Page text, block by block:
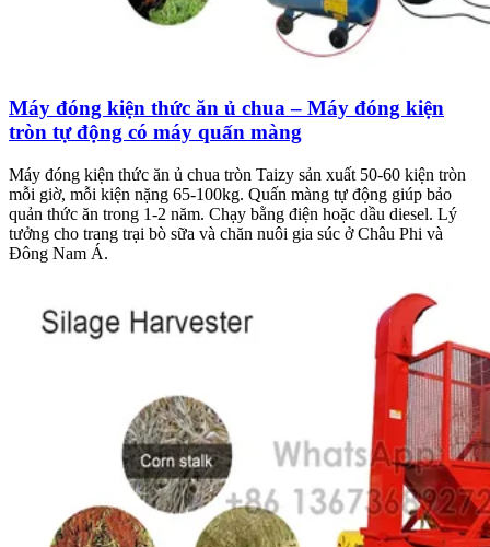
Máy đóng kiện thức ăn ủ chua – Máy đóng kiện
tròn tự động có máy quấn màng
Máy đóng kiện thức ăn ủ chua tròn Taizy sản xuất 50-60 kiện tròn
mỗi giờ, mỗi kiện nặng 65-100kg. Quấn màng tự động giúp bảo
quản thức ăn trong 1-2 năm. Chạy bằng điện hoặc dầu diesel. Lý
tưởng cho trang trại bò sữa và chăn nuôi gia súc ở Châu Phi và
Đông Nam Á.